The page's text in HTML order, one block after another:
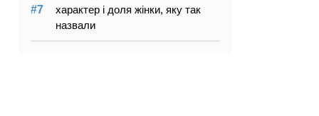
характер і доля жінки, яку так
назвали